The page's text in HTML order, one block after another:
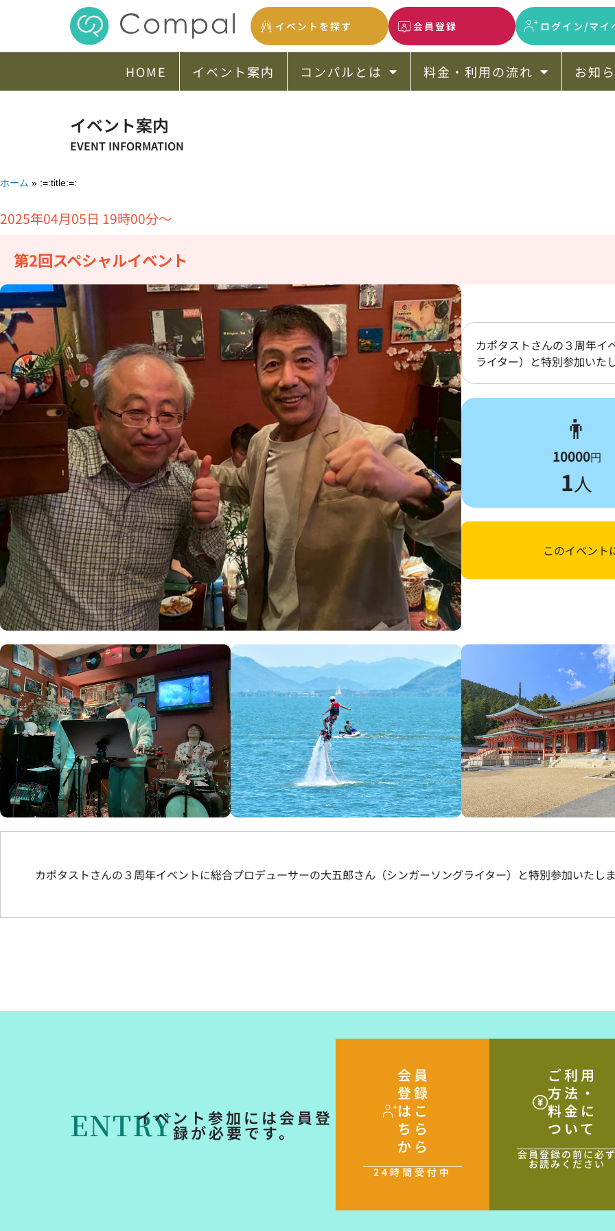
イベントを探す 会員登録 ログイン/マイ
HOME イベント案内 コンパルとは 料金・利用の流れ お知
イベント案内
EVENT INFORMATION
ホーム » :=:title:=:
2025年04月05日 19時00分〜
第2回スペシャルイベント
カポタストさんの３周年イ
ライター）と特別参加いた
👨
10000円
1人
このイベント
カポタストさんの３周年イベントに総合プロデューサーの大五郎さん（シンガーソングライター）と特別参加いたし
ENTRYイベント参加には会員登
録が必要です。
会員
登録
はこ
ちら
から
24時間受付中
ご利用
方法・
料金に
ついて
会員登録の前に必
お読みください